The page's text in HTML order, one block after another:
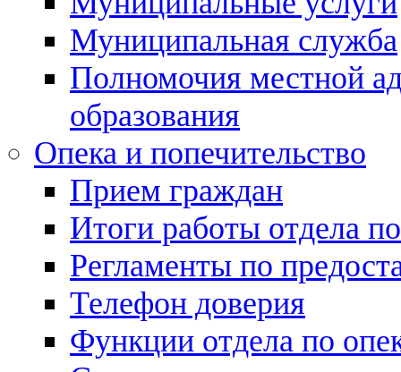
Муниципальная служба
Полномочия местной
образования
Опека и попечительство
Прием граждан
Итоги работы отдела
Регламенты по
Телефон доверия
Функции отдела по